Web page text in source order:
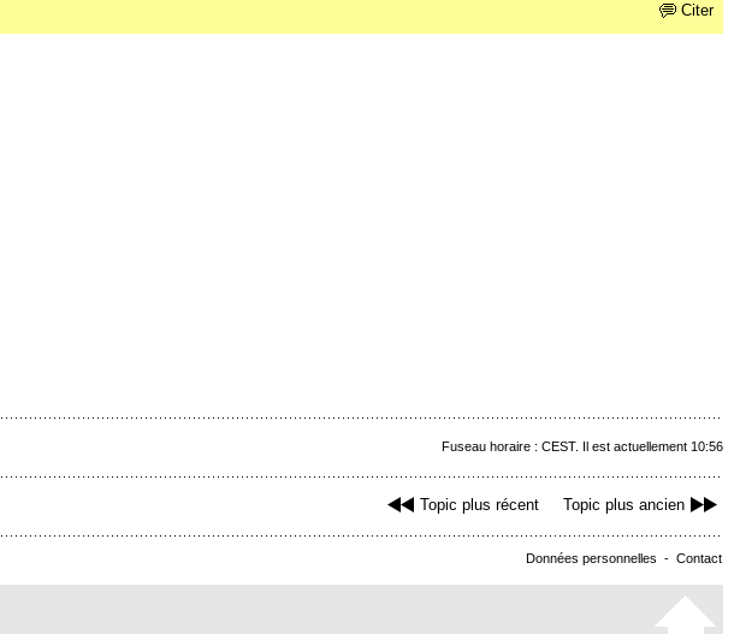
Citer
Fuseau horaire : CEST. Il est actuellement 10:56
Topic plus récent Topic plus ancien
Données personnelles - Contact